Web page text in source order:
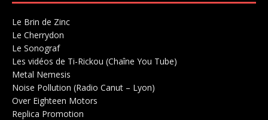
Le Brin de Zinc
Le Cherrydon
Le SonografSalle de concerts 0
Les vidéos de Ti-Rickou (Chaîne You Tube)
Metal Nemesis
Noise Pollution (Radio Canut – Lyon)
Over Eighteen Motors
Replica Promotion